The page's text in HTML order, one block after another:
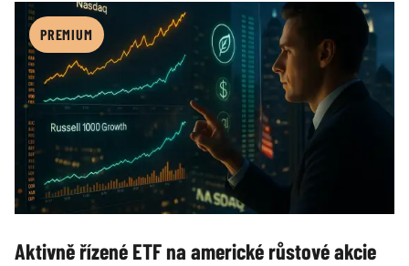
metriky od Lipper, které dovolují identifikovat silné a
slabé stránky jednotlivých fondů. Tyto fondové
ratingy by ale neměly fungovat jako automatické
doporučení k nákupu nebo prodeji. Obdobné
hodnotící systémy se prosazují také u ETF, kde
zmíněné společnosti kladou větší důraz na často
přehlížené technické a obchodní ukazatele.
PREMIUM
Aktivně řízené ETF na americké růstové akcie